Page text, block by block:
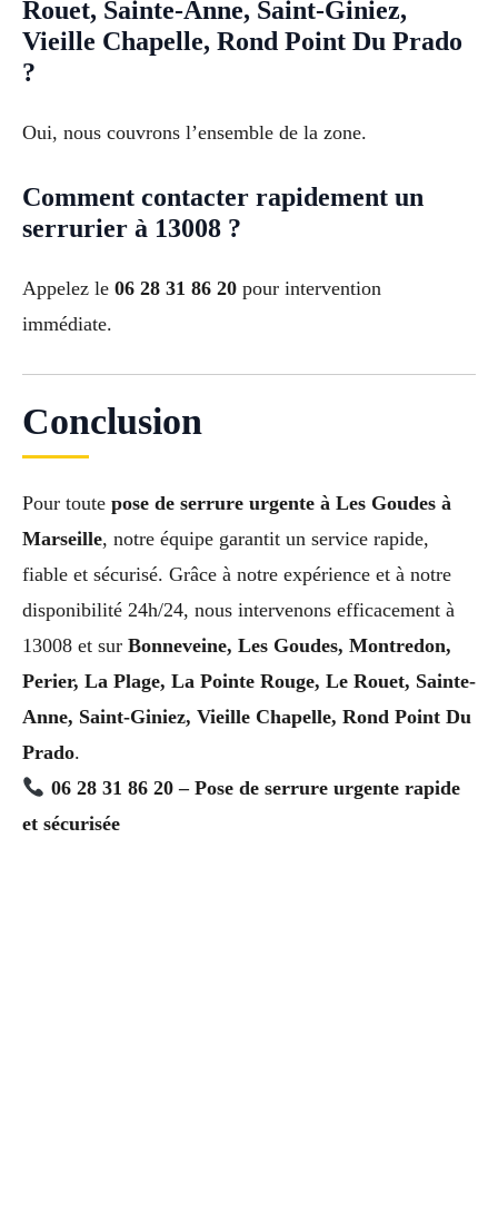
Rouet, Sainte-Anne, Saint-Giniez,
Vieille Chapelle, Rond Point Du Prado
?
Oui, nous couvrons l’ensemble de la zone.
Comment contacter rapidement un
serrurier à 13008 ?
Appelez le 06 28 31 86 20 pour intervention
immédiate.
Conclusion
Pour toute pose de serrure urgente à Les Goudes à
Marseille, notre équipe garantit un service rapide,
fiable et sécurisé. Grâce à notre expérience et à notre
disponibilité 24h/24, nous intervenons efficacement à
13008 et sur Bonneveine, Les Goudes, Montredon,
Perier, La Plage, La Pointe Rouge, Le Rouet, Sainte-
Anne, Saint-Giniez, Vieille Chapelle, Rond Point Du
Prado.
06 28 31 86 20 – Pose de serrure urgente rapide
et sécurisée